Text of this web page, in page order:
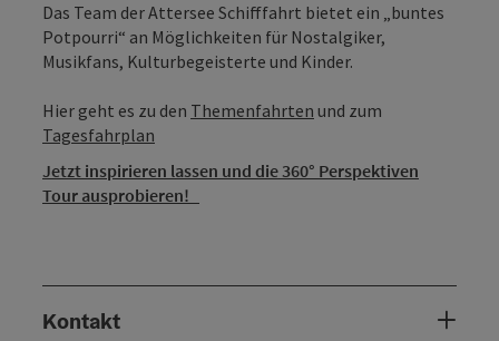
Das Team der Attersee Schifffahrt bietet ein „buntes
Potpourri“ an Möglichkeiten für Nostalgiker,
Musikfans, Kulturbegeisterte und Kinder.
Hier geht es zu den Themenfahrten und zum
Tagesfahrplan
Jetzt inspirieren lassen und die 360° Perspektiven
Tour ausprobieren!
Kontakt